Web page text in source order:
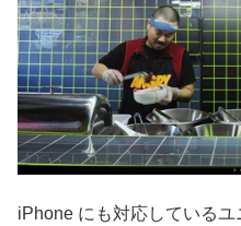
iPhone にも対応している